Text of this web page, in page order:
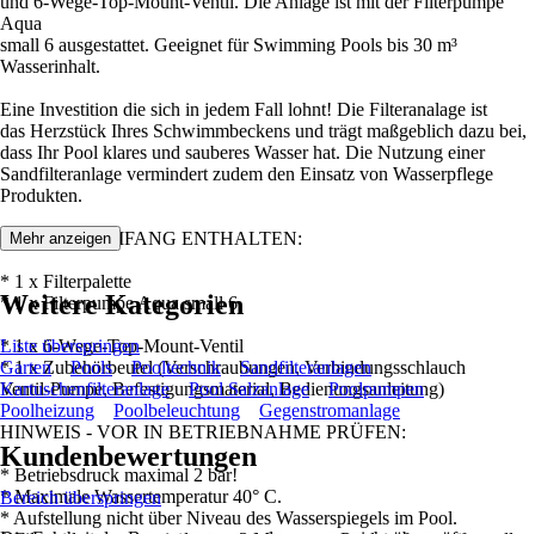
Aqua
small 6 ausgestattet. Geeignet für Swimming Pools bis 30 m³
Wasserinhalt.
Eine Investition die sich in jedem Fall lohnt! Die Filteranalage ist
das Herzstück Ihres Schwimmbeckens und trägt maßgeblich dazu bei,
dass Ihr Pool klares und sauberes Wasser hat. Die Nutzung einer
Sandfilteranlage vermindert zudem den Einsatz von Wasserpflege
Produkten.
IM LIEFERUMFANG ENTHALTEN:
* 1 x Filterpalette
* 1 x Filterpumpe Aqua small 6
* 1 x 6-Wege-Top-Mount-Ventil
* 1 x Zubehörbeutel (Verschraubungen, Verbindungsschlauch
Ventil-Pumpe, Befestigungsmaterial, Bedienungsanleitung)
HINWEIS - VOR IN BETRIEBNAHME PRÜFEN:
* Betriebsdruck maximal 2 bar!
* Maximale Wassertemperatur 40° C.
* Aufstellung nicht über Niveau des Wasserspiegels im Pool.
Mehr anzeigen
Weitere Kategorien
Liste überspringen
Garten
Pools Pooltechnik
Sandfilteranlagen
Kartuschenfilteranlage
Pool Salzanlage
Poolpumpen
Poolheizung
Poolbeleuchtung Gegenstromanlage
Kundenbewertungen
Bereich überspringen